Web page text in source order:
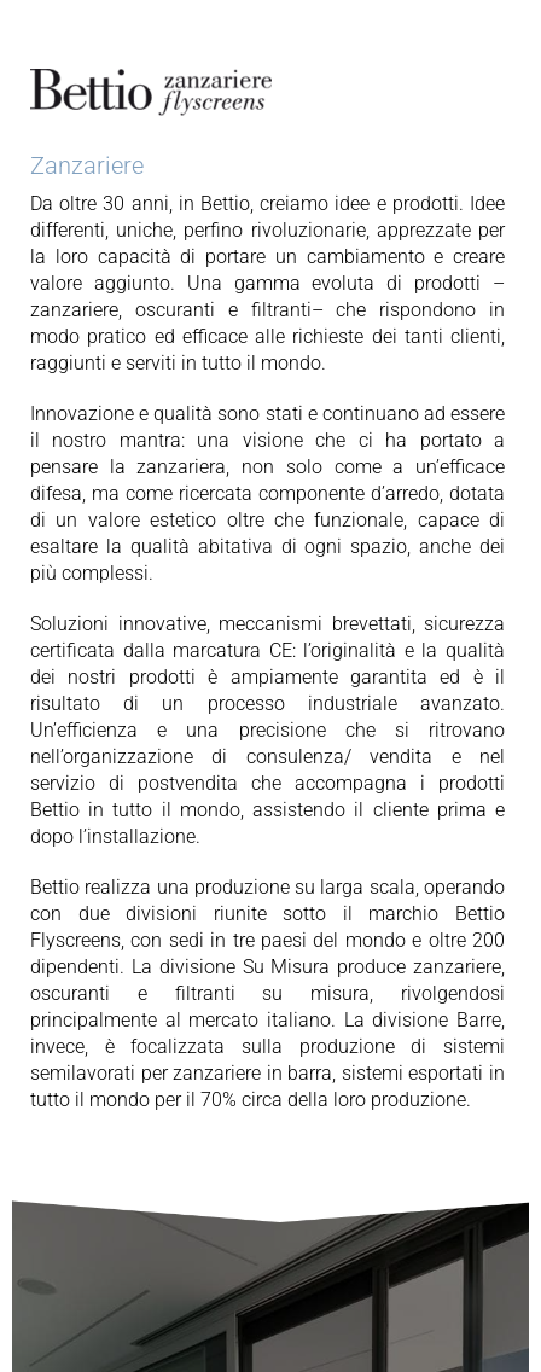
Contattaci
Zanzariere
Da oltre 30 anni, in Bettio, creiamo idee e prodotti. Idee
differenti, uniche, perfino rivoluzionarie, apprezzate per
la loro capacità di portare un cambiamento e creare
valore aggiunto. Una gamma evoluta di prodotti –
zanzariere, oscuranti e filtranti– che rispondono in
modo pratico ed efficace alle richieste dei tanti clienti,
raggiunti e serviti in tutto il mondo.
Innovazione e qualità sono stati e continuano ad essere
il nostro mantra: una visione che ci ha portato a
pensare la zanzariera, non solo come a un’efficace
difesa, ma come ricercata componente d’arredo, dotata
di un valore estetico oltre che funzionale, capace di
esaltare la qualità abitativa di ogni spazio, anche dei
più complessi.
Soluzioni innovative, meccanismi brevettati, sicurezza
certificata dalla marcatura CE: l’originalità e la qualità
dei nostri prodotti è ampiamente garantita ed è il
risultato di un processo industriale avanzato.
Un’efficienza e una precisione che si ritrovano
nell’organizzazione di consulenza/ vendita e nel
servizio di postvendita che accompagna i prodotti
Bettio in tutto il mondo, assistendo il cliente prima e
dopo l’installazione.
Bettio realizza una produzione su larga scala, operando
con due divisioni riunite sotto il marchio Bettio
Flyscreens, con sedi in tre paesi del mondo e oltre 200
dipendenti. La divisione Su Misura produce zanzariere,
oscuranti e filtranti su misura, rivolgendosi
principalmente al mercato italiano. La divisione Barre,
invece, è focalizzata sulla produzione di sistemi
semilavorati per zanzariere in barra, sistemi esportati in
tutto il mondo per il 70% circa della loro produzione.